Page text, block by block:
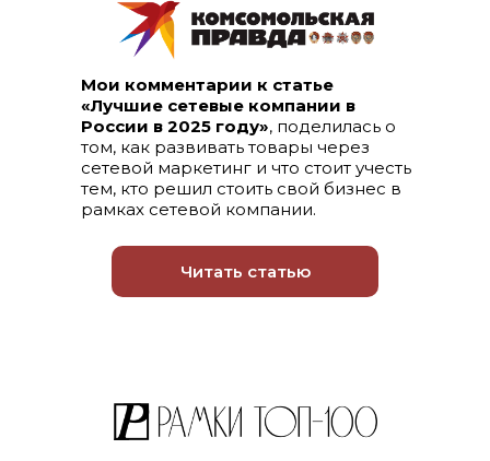
Мои комментарии к статье
«Лучшие сетевые компании в
России в 2025 году», поделилась о
том, как развивать товары через
сетевой маркетинг и что стоит учесть
тем, кто решил стоить свой бизнес в
рамках сетевой компании.
Читать статью